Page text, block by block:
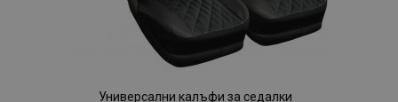
Универсални калъфи за седалки